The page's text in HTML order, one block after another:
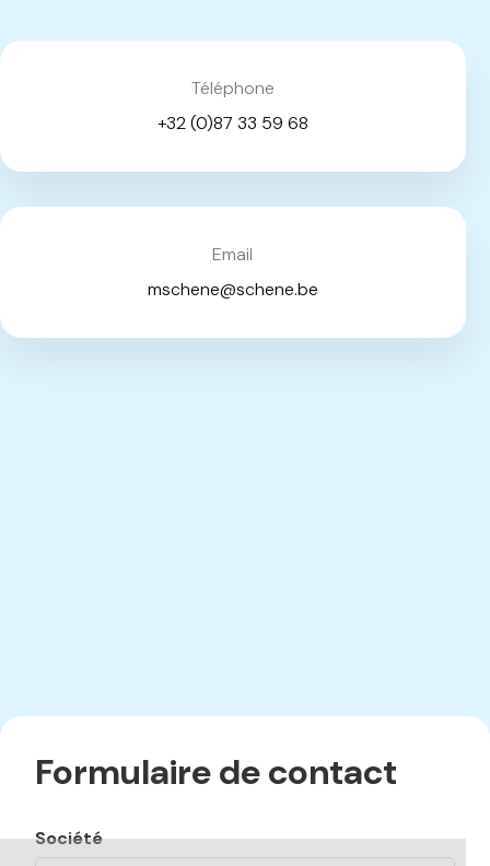
Téléphone
+32 (0)87 33 59 68
Email
mschene@schene.be
Formulaire de contact
Société